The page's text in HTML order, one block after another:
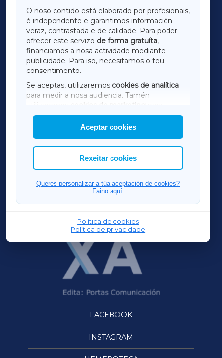
O noso contido está elaborado por profesionais,
é independente e garantimos información
veraz, contrastada e de calidade. Para poder
ofrecer este servizo de forma gratuíta,
financiamos a nosa actividade mediante
publicidade. Para iso, necesitamos o teu
consentimento.
Se aceptas, utilizaremos cookies de analítica
para medir a nosa audiencia. Tamén
utilizaremos
cookies de marketing
mostrar publicidade de terceiros.
Así mesmo, podes personalizar a elección das
cookies que desexas permitir.
Aceptar cookies
Rexeitar cookies
Queres personalizar a túa aceptación de cookies?
Faino aquí.
Política de cookies
Política de privacidade
LUGOXA
TERRACHAXA
AMARIÑAXA
RIBEIRASACRAXA
ACORUÑAXA
FERROLXA
OURENSEXA
FACEBOOK
INSTAGRAM